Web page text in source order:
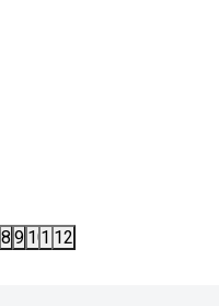
8 9 101112